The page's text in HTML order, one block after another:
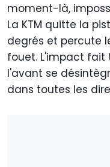
moment-là,
La KTM quitte la
degrés et percute
fouet. L'impact fait
l'avant se
dans toutes les